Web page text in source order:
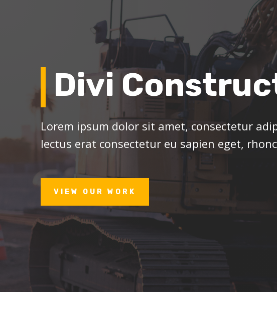
Divi
Lorem ipsum dolor sit amet, consectetur
lectus erat consectetur eu sapien eget,
VIEW OUR WORK